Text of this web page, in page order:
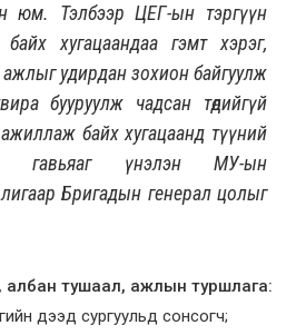
юм. Тэлбээр ЦЕГ-ын тэргүүн
хугацаандаа гэмт хэрэг,
ажлыг удирдан зохион байгуулж
бууруулж чадсан төдийгүй
байх хугацаанд түүний
гавьяаг үнэлэн МУ-ын
Бригадын генерал цолыг
тушаал, ажлын туршлага:
дээд сургуульд сонсогч;